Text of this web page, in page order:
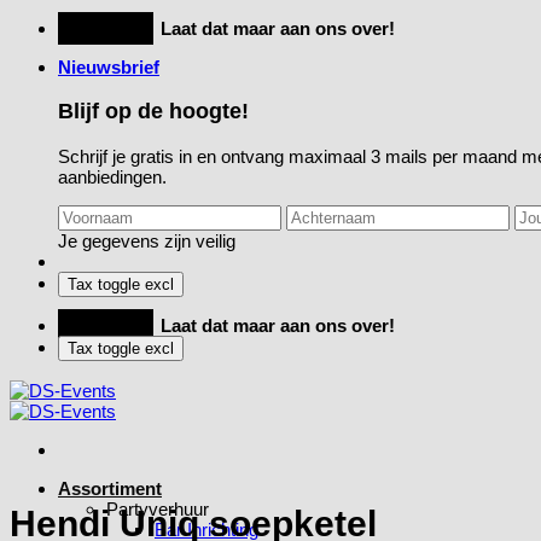
inhoud
Laat dat maar aan ons over!
Nieuwsbrief
Blijf op de hoogte!
Schrijf je gratis in en ontvang maximaal 3 mails per maand
aanbiedingen.
Je gegevens zijn veilig
Laat dat maar aan ons over!
Assortiment
Partyverhuur
Bar Inrichting
Hendi Uniq soepketel